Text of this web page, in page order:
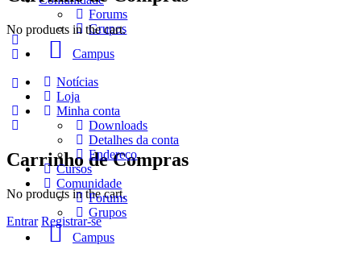
Forums
Grupos
Campus
Carrinho de Compras
No products in the cart.
Entrar Registrar-se
No products in the cart.
Notícias
Loja
Minha conta
Downloads
Detalhes da conta
Endereço
Cursos
Comunidade
Forums
Grupos
Campus